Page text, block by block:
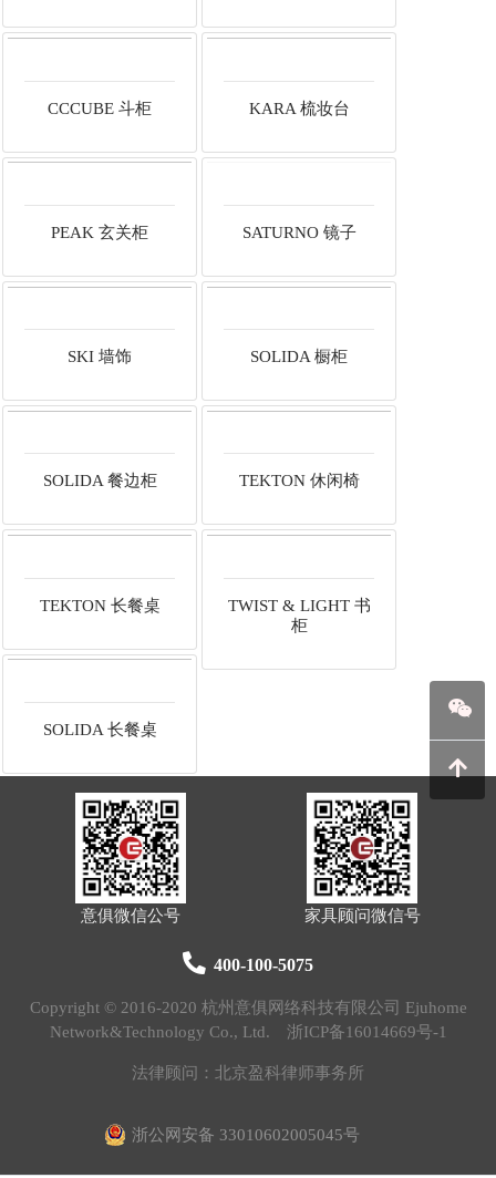
CCCUBE 斗柜 KARA 梳妆台
PEAK 玄关柜 SATURNO 镜子
SKI 墙饰 SOLIDA 橱柜
SOLIDA 餐边柜 TEKTON 休闲椅
TEKTON 长餐桌
TWIST & LIGHT 书
柜
SOLIDA 长餐桌
意俱微信公号 家具顾问微信号
400-100-5075
Copyright © 2016-2020 杭州意俱网络科技有限公司 Ejuhome
Network&Technology Co., Ltd. 浙ICP备16014669号-1
法律顾问：北京盈科律师事务所
浙公网安备 33010602005045号